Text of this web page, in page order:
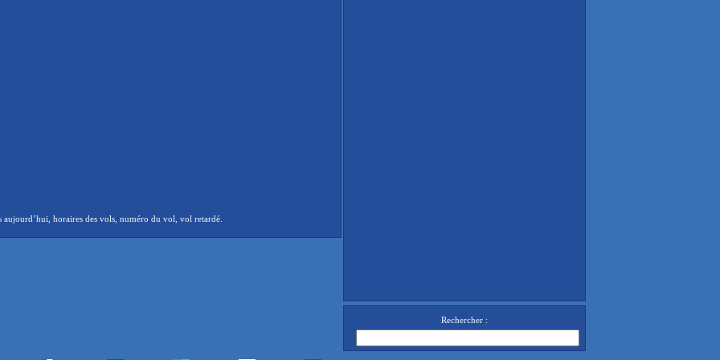
horaires des vols, numéro du vol, vol retardé.
Rechercher :